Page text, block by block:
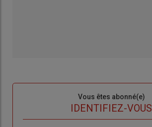
Vous êtes abonné(e)
IDENTIFIEZ-VOUS